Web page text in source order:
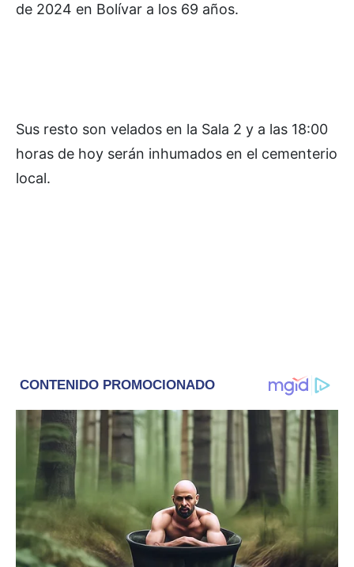
de 2024 en Bolívar a los 69 años.
Sus resto son velados en la Sala 2 y a las 18:00
horas de hoy serán inhumados en el cementerio
local.